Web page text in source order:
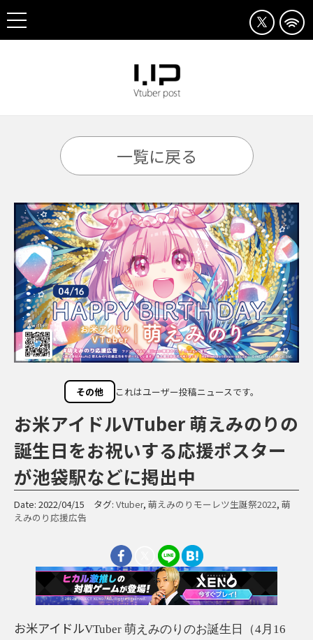
一覧に戻る
その他 これはユーザー投稿ニュースです。
お米アイドルVTuber 萌えみのりの
誕生日をお祝いする応援ポスター
が池袋駅などに掲出中
Date: 2022/04/15 タグ: Vtuber, 萌えみのりモーレツ生誕祭2022, 萌
えみのり応援広告
お米アイドルVTuber 萌えみのりのお誕生日（4月16